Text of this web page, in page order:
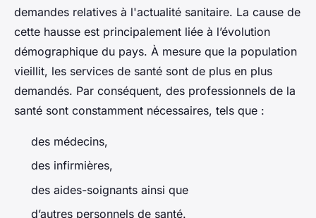
demandes relatives à l'actualité sanitaire. La cause de
cette hausse est principalement liée à l’évolution
démographique du pays. À mesure que la population
vieillit, les services de santé sont de plus en plus
demandés. Par conséquent, des professionnels de la
santé sont constamment nécessaires, tels que :
des médecins,
des infirmières,
des aides-soignants ainsi que
d’autres personnels de santé.